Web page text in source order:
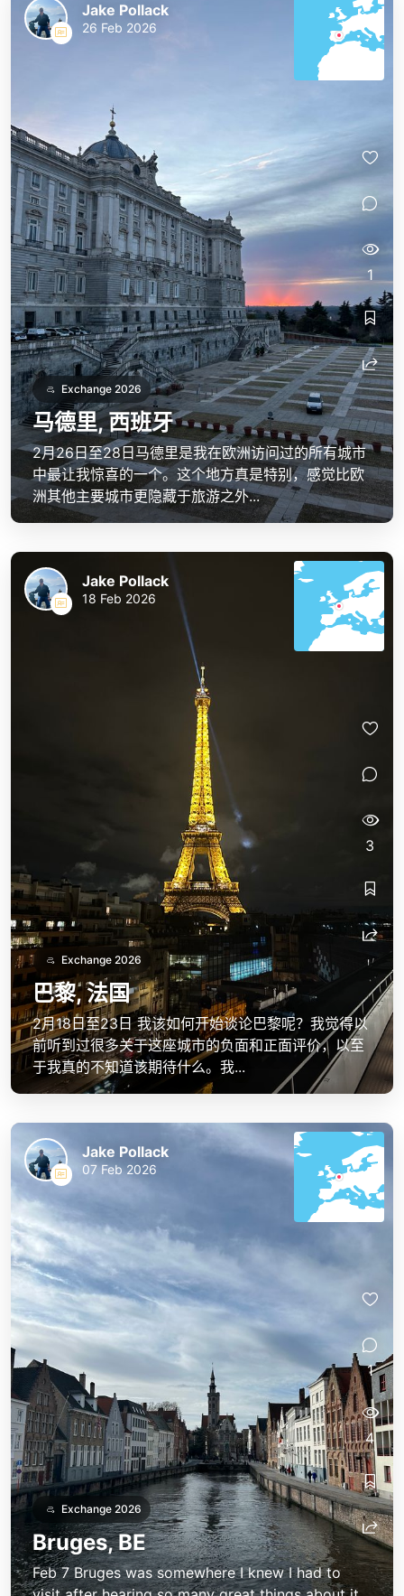
Exchange 2026
马德里, 西班牙
2月26日至28日马德里是我在欧洲访问过的所有城市
中最让我惊喜的一个。这个地方真是特别，感觉比欧
洲其他主要城市更隐藏于旅游之外...
Jake Pollack
26 Feb 2026
1
Exchange 2026
巴黎, 法国
2月18日至23日 我该如何开始谈论巴黎呢？我觉得以
前听到过很多关于这座城市的负面和正面评价，以至
于我真的不知道该期待什么。我...
Jake Pollack
18 Feb 2026
3
Exchange 2026
Bruges, BE
Feb 7 Bruges was somewhere I knew I had to
Jake Pollack
07 Feb 2026
1
4